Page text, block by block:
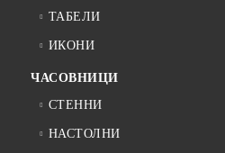
ТАБЕЛИ
ИКОНИ
ЧАСОВНИЦИ
СТЕННИ
НАСТОЛНИ